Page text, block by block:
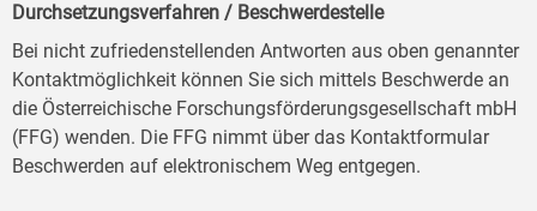
Durchsetzungsverfahren / Beschwerdestelle
Bei nicht zufriedenstellenden Antworten aus oben genannter
Kontaktmöglichkeit können Sie sich mittels Beschwerde an
die Österreichische Forschungsförderungsgesellschaft mbH
(FFG) wenden. Die FFG nimmt über das Kontaktformular
Beschwerden auf elektronischem Weg entgegen.